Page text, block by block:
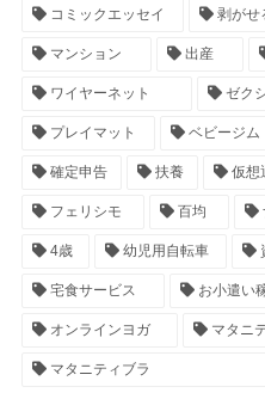
コミックエッセイ 剥がせ
マンション 出産
ワイヤーネット ゼク
プレイマット ベビージム
確定申告 扶養 仮想
フェリシモ 百均
4歳 幼児用自転車
宅食サービス お小遣い
オンラインヨガ マタニ
マタニティブラ